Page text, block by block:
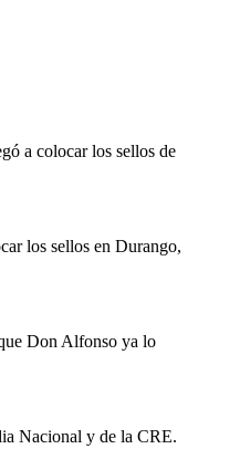
a colocar los sellos de
los sellos en Durango,
Don Alfonso ya lo
Nacional y de la CRE.